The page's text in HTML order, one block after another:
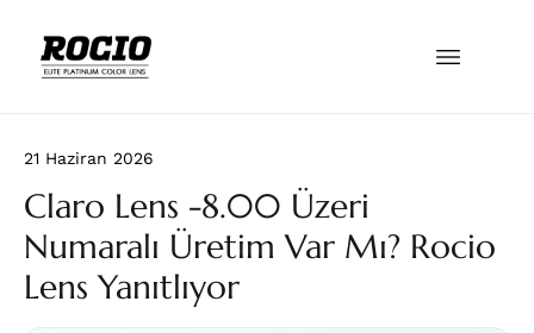
21 Haziran 2026
Claro Lens -8.00 Üzeri
Numaralı Üretim Var Mı? Rocio
Lens Yanıtlıyor